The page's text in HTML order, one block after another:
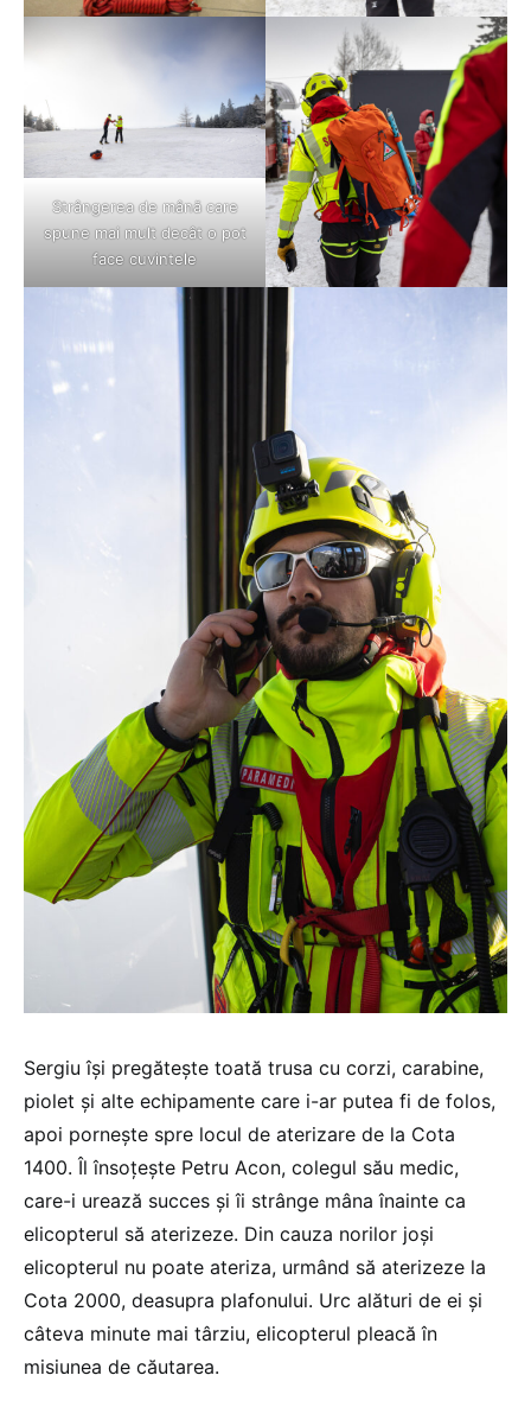
Strângerea de mână care
spune mai mult decât o pot
face cuvintele
Sergiu își pregătește toată trusa cu corzi, carabine,
piolet și alte echipamente care i-ar putea fi de folos,
apoi pornește spre locul de aterizare de la Cota
1400. Îl însoțește Petru Acon, colegul său medic,
care-i urează succes și îi strânge mâna înainte ca
elicopterul să aterizeze. Din cauza norilor joși
elicopterul nu poate ateriza, urmând să aterizeze la
Cota 2000, deasupra plafonului. Urc alături de ei și
câteva minute mai târziu, elicopterul pleacă în
misiunea de căutarea.